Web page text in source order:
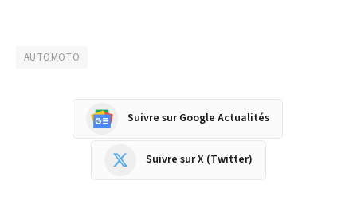
AUTOMOTO
Suivre sur Google Actualités
Suivre sur X (Twitter)